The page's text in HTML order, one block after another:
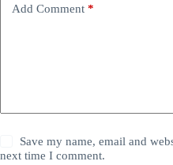
Add Comment *
Save my name, email and
next time I comment.